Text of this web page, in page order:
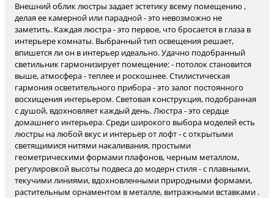
Внешний облик люстры задает эстетику всему помещению ,
делая ее камерной или парадной - это невозможно не
заметить. Каждая люстра - это первое, что бросается в глаза в
интерьере комнаты. Выбранный тип освещения решает,
впишется ли он в интерьер идеально. Удачно подобранный
светильник гармонизирует помещение: - потолок становится
выше, атмосфера - теплее и роскошнее. Стилистическая
гармония осветительного прибора - это залог постоянного
восхищения интерьером. Световая конструкция, подобранная
с душой, вдохновляет каждый день. Люстра - это сердце
домашнего интерьера. Среди широкого выбора моделей есть
люстры на любой вкус и интерьер от лофт - с открытыми
светящимися нитями накаливания, простыми
геометрическими формами плафонов, черным металлом,
регулировкой высоты подвеса до модерн стиля - с плавными,
текучими линиями, вдохновленными природными формами,
растительным орнаментом в металле, витражными вставками .